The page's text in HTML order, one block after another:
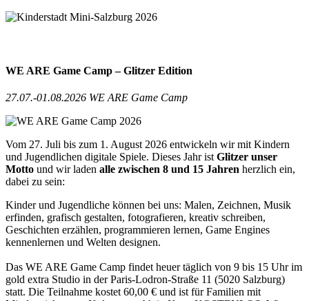
WE ARE Game Camp – Glitzer Edition
27.07.-01.08.2026 WE ARE Game Camp
Vom 27. Juli bis zum 1. August 2026 entwickeln wir mit Kindern
und Jugendlichen digitale Spiele. Dieses Jahr ist Glitzer unser
Motto und wir laden alle zwischen 8 und 15 Jahren herzlich ein,
dabei zu sein:
Kinder und Jugendliche können bei uns: Malen, Zeichnen, Musik
erfinden, grafisch gestalten, fotografieren, kreativ schreiben,
Geschichten erzählen, programmieren lernen, Game Engines
kennenlernen und Welten designen.
Das WE ARE Game Camp findet heuer täglich von 9 bis 15 Uhr im
gold extra Studio in der Paris-Lodron-Straße 11 (5020 Salzburg)
statt. Die Teilnahme kostet 60,00 € und ist für Familien mit